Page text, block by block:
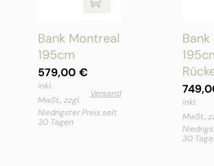
Bank Montreal
195cm
579,00 €
inkl.
MwSt., zzgl.
Versand
Niedrigster Preis seit
30 Tagen
inkl.
MwSt.,
30